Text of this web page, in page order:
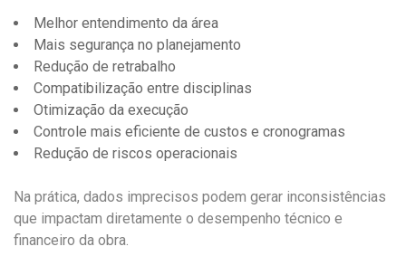
Melhor entendimento da área
Mais segurança no planejamento
Redução de retrabalho
Compatibilização entre disciplinas
Otimização da execução
Controle mais eficiente de custos e cronogramas
Redução de riscos operacionais
Na prática, dados imprecisos podem gerar inconsistências
que impactam diretamente o desempenho técnico e
financeiro da obra.